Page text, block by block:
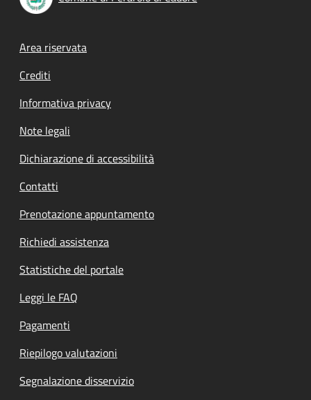
Footer menu
Area riservata
Crediti
Informativa privacy
Note legali
Dichiarazione di accessibilità
Contatti
Prenotazione appuntamento
Richiedi assistenza
Statistiche del portale
Leggi le FAQ
Pagamenti
Riepilogo valutazioni
Segnalazione disservizio